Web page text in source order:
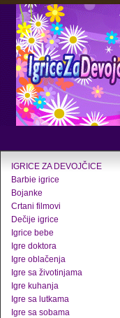
IGRICE ZA DEVOJČICE
Barbie igrice
Bojanke
Crtani filmovi
Dečije igrice
Igrice bebe
Igre doktora
Igre oblačenja
Igre sa životinjama
Igre kuhanja
Igre sa lutkama
Igre sa sobama